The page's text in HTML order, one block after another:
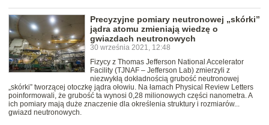
Precyzyjne pomiary neutronowej „skórki”
jądra atomu zmieniają wiedzę o
gwiazdach neutronowych
30 września 2021, 12:48
Fizycy z Thomas Jefferson National Accelerator
Facility (TJNAF – Jefferson Lab) zmierzyli z
niezwykłą dokładnością grubość neutronowej
„skórki” tworzącej otoczkę jądra ołowiu. Na łamach Physical Review Letters
poinformowali, że grubość ta wynosi 0,28 milionowych części nanometra. A
ich pomiary mają duże znaczenie dla określenia struktury i rozmiarów...
gwiazd neutronowych.